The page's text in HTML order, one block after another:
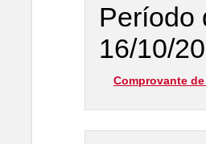
Período
16/10/
Comprovante